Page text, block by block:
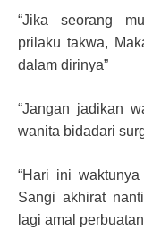
“Jika seorang
prilaku takwa,
dalam dirinya”
“Jangan jadikan
wanita bidadari
“Hari ini
Sangi akhirat
lagi amal